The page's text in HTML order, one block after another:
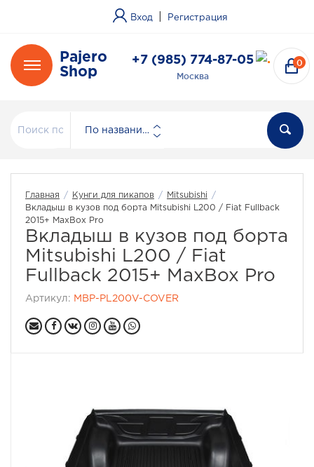
Вход Регистрация
Pajero
Shop
+7 (985) 774-87-05
Москва
0
По названию
Главная / Кунги для пикапов / Mitsubishi
/
Вкладыш в кузов под борта Mitsubishi L200 / Fiat Fullback
2015+ MaxBox Pro
Вкладыш в кузов под борта
Mitsubishi L200 / Fiat
Fullback 2015+ MaxBox Pro
Артикул: MBP-PL200V-COVER